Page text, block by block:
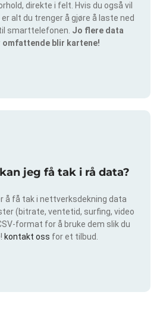
direkte i felt. Hvis du også vil
er alt du trenger å gjøre å laste ned
smarttelefonen. Jo flere data
omfattende blir kartene!
jeg få tak i rå data?
å få tak i nettverksdekning data
(bitrate, ventetid, surfing, video
format for å bruke dem slik du
kontakt oss for et tilbud.